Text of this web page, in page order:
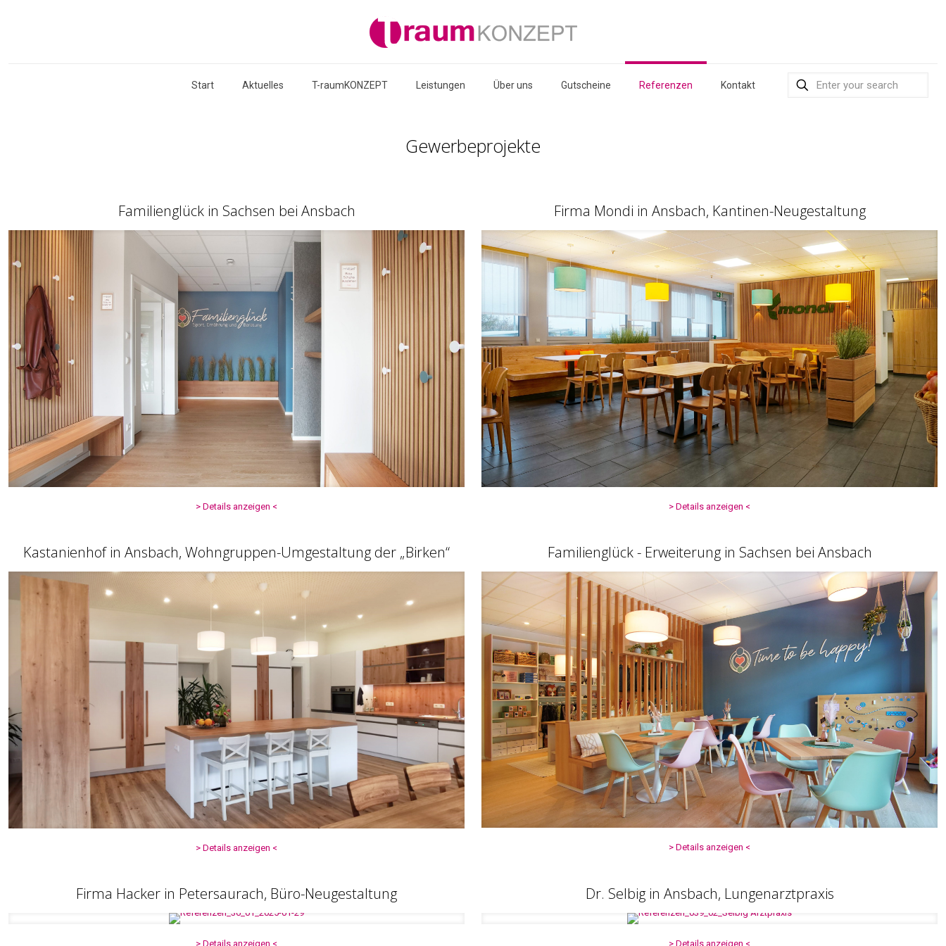
Start Aktuelles T-raumKONZEPT Leistungen Über uns Gutscheine Referenzen Kontakt
Gewerbeprojekte
Familienglück in Sachsen bei Ansbach
> Details anzeigen <
Firma Mondi in Ansbach, Kantinen-Neugestaltung
> Details anzeigen <
Kastanienhof in Ansbach, Wohngruppen-Umgestaltung der „Birken“
> Details anzeigen <
Familienglück - Erweiterung in Sachsen bei Ansbach
> Details anzeigen <
Firma Hacker in Petersaurach, Büro-Neugestaltung
> Details anzeigen <
Dr. Selbig in Ansbach, Lungenarztpraxis
> Details anzeigen <